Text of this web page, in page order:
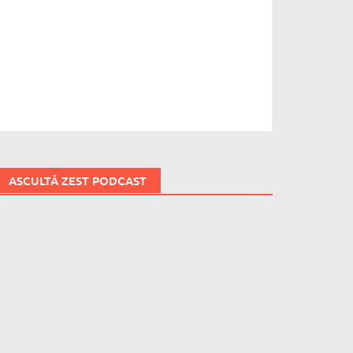
ASCULTĂ ZEST PODCAST